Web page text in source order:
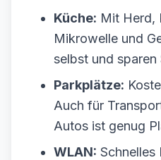
Küche: Mit Herd,
Mikrowelle und
selbst und sparen
Parkplätze:
Auch für
Autos ist genug
WLAN: Schnelles